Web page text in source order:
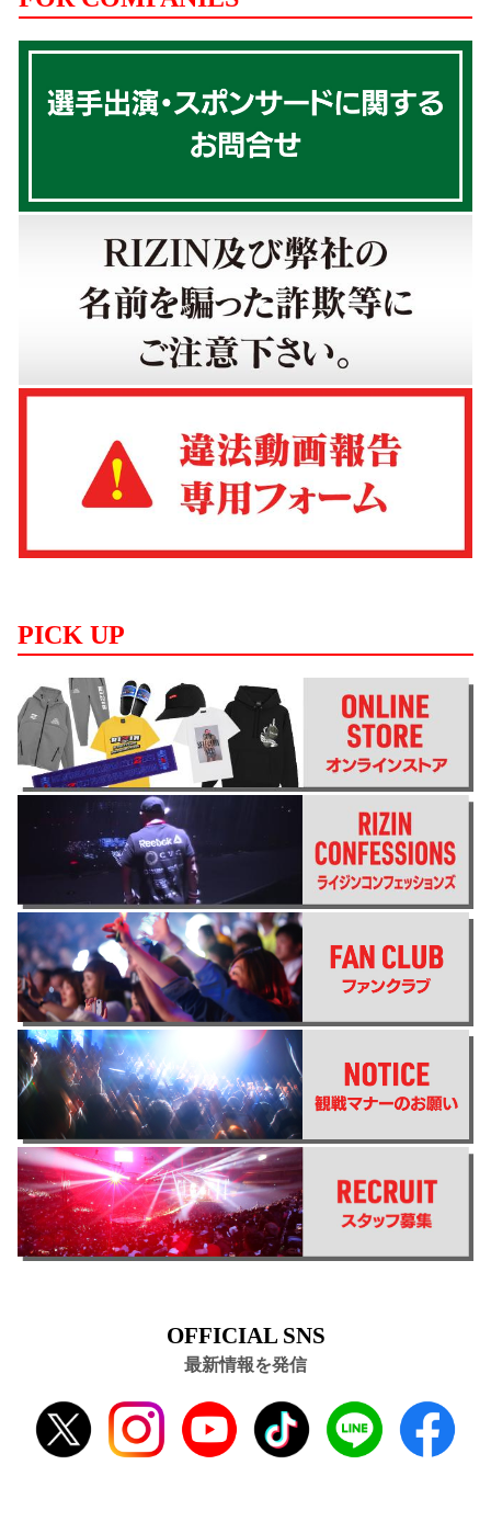
PICK UP
OFFICIAL SNS
最新情報を発信